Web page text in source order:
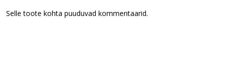
Selle toote kohta puuduvad kommentaarid.